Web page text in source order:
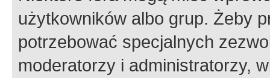
użytkowników albo grup. Żeby
potrzebować specjalnych
moderatorzy i administratorzy,